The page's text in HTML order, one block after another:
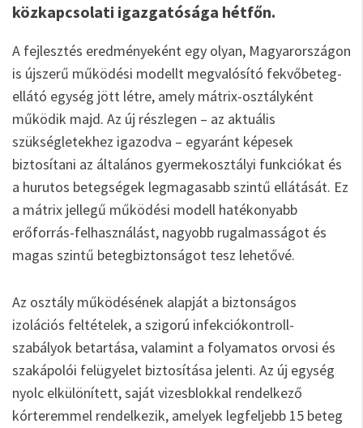
közkapcsolati igazgatósága hétfőn.
A fejlesztés eredményeként egy olyan, Magyarországon
is újszerű működési modellt megvalósító fekvőbeteg-
ellátó egység jött létre, amely mátrix-osztályként
működik majd. Az új részlegen – az aktuális
szükségletekhez igazodva – egyaránt képesek
biztosítani az általános gyermekosztályi funkciókat és
a hurutos betegségek legmagasabb szintű ellátását. Ez
a mátrix jellegű működési modell hatékonyabb
erőforrás-felhasználást, nagyobb rugalmasságot és
magas szintű betegbiztonságot tesz lehetővé.
Az osztály működésének alapját a biztonságos
izolációs feltételek, a szigorú infekciókontroll-
szabályok betartása, valamint a folyamatos orvosi és
szakápolói felügyelet biztosítása jelenti. Az új egység
nyolc elkülönített, saját vizesblokkal rendelkező
kórteremmel rendelkezik, amelyek legfeljebb 15 beteg